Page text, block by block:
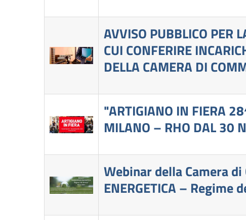
AVVISO PUBBLICO PER
CUI CONFERIRE
DELLA CAMERA DI
"ARTIGIANO IN FIERA
MILANO – RHO DAL 30
Webinar della Camera
ENERGETICA –